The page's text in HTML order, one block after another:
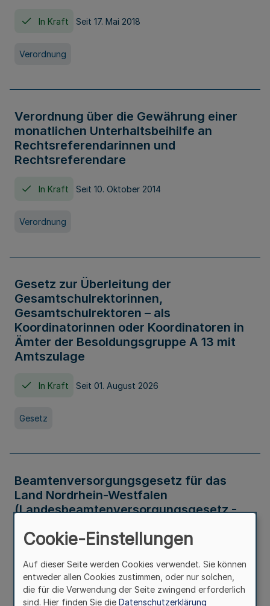
In Kraft Seit 17. Mai 2018
Verordnung
Verordnung über die Gewährung einer
monatlichen Unterhaltsbeihilfe an
Rechtsreferendarinnen und
Rechtsreferendare
In Kraft Seit 10. Oktober 2014
Verordnung
Gesetz zur Überleitung der
Gesamtschulrektorinnen,
Gesamtschulrektoren – als
Koordinatorinnen oder Koordinatoren in
Ämter der Besoldungsgruppe A 13 mit
Amtszulage
In Kraft Seit 01. August 2026
Gesetz
Beamtenversorgungsgesetz für das
Land Nordrhein-Westfalen
(Landesbeamtenversorgungsgesetz -
Gesetz
Cookie-Einstellungen
Auf dieser Seite werden Cookies verwendet. Sie können
entweder allen Cookies zustimmen, oder nur solchen,
die für die Verwendung der Seite zwingend erforderlich
sind. Hier finden Sie die Datenschutzerklärung